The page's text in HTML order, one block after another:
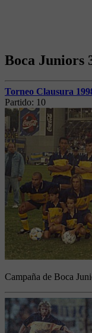
Boca Juniors
Torneo Clausura
Partido: 10
Campaña de Boca